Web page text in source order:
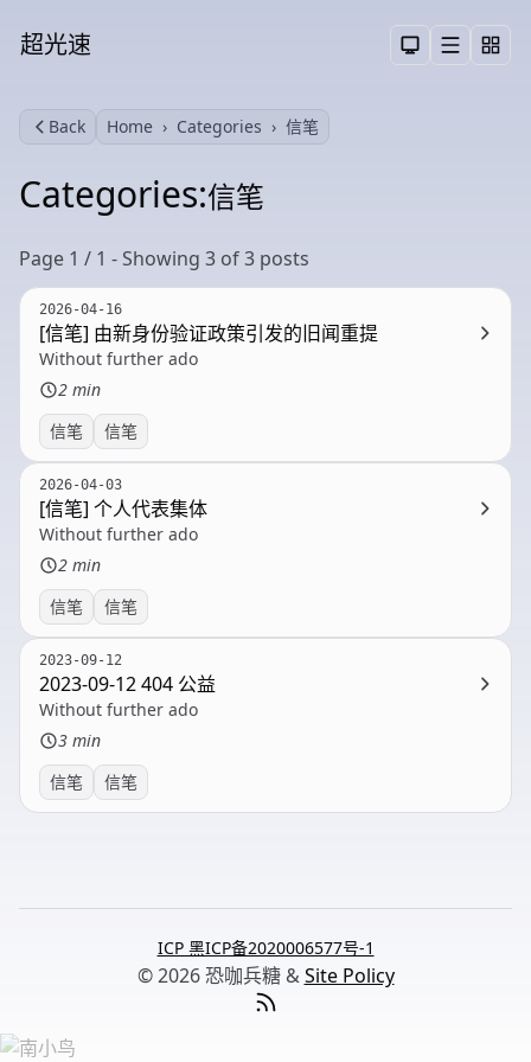
超光速 Menu
Back Home Categories 信笔
Categories:信笔
Page 1 / 1 - Showing 3 of 3 posts
2026-04-16
[信笔] 由新身份验证政策引发的旧闻重提
Without further ado
2 min
信笔
信笔
2026-04-03
[信笔] 个人代表集体
Without further ado
2 min
信笔
信笔
2023-09-12
2023-09-12 404 公益
Without further ado
3 min
信笔
信笔
ICP 黑ICP备2020006577号-1
© 2026 恐咖兵糖 &Site Policy